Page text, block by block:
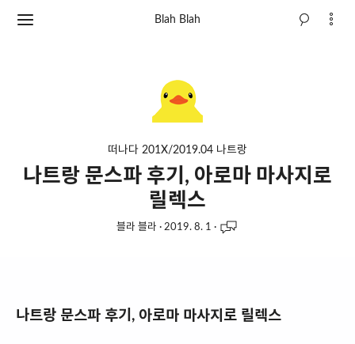
Blah Blah
떠나다 201X/2019.04 나트랑
나트랑 문스파 후기, 아로마 마사지로
릴렉스
블라 블라 · 2019. 8. 1 ·
나트랑 문스파 후기, 아로마 마사지로 릴렉스